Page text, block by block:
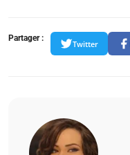
Partager :
Twitter